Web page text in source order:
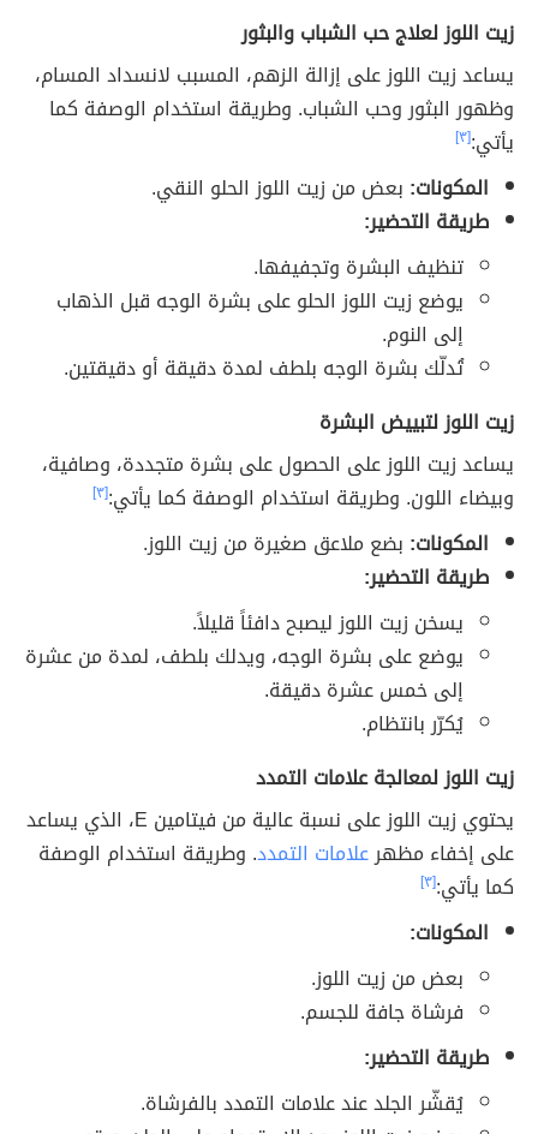
زيت اللوز لعلاج حب الشباب والبثور
يساعد زيت اللوز على إزالة الزهم، المسبب لانسداد المسام،
وظهور البثور وحب الشباب. وطريقة استخدام الوصفة كما
يأتي:[٣]
المكونات: بعض من زيت اللوز الحلو النقي.
طريقة التحضير:
تنظيف البشرة وتجفيفها.
يوضع زيت اللوز الحلو على بشرة الوجه قبل الذهاب
إلى النوم.
تُدلّك بشرة الوجه بلطف لمدة دقيقة أو دقيقتين.
زيت اللوز لتبييض البشرة
يساعد زيت اللوز على الحصول على بشرة متجددة، وصافية،
وبيضاء اللون. وطريقة استخدام الوصفة كما يأتي:[٣]
المكونات: بضع ملاعق صغيرة من زيت اللوز.
طريقة التحضير:
يسخن زيت اللوز ليصبح دافئاً قليلاً.
يوضع على بشرة الوجه، ويدلك بلطف، لمدة من عشرة
إلى خمس عشرة دقيقة.
يُكرّر بانتظام.
زيت اللوز لمعالجة علامات التمدد
يحتوي زيت اللوز على نسبة عالية من فيتامين E، الذي يساعد
على إخفاء مظهرعلامات التمدد. وطريقة استخدام الوصفة
كما يأتي:[٣]
المكونات:
بعض من زيت اللوز.
فرشاة جافة للجسم.
طريقة التحضير:
يُقشّر الجلد عند علامات التمدد بالفرشاة.